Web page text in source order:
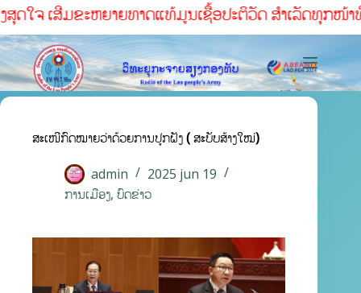
ເສີມຂະຫຍາຍທາດແທ້ມູນເຊື້ອປະຕິວັດ ສໍາເລັດທຸກໜ້າທ່ີ
ສະເໜີກົດໝາຍວ່າດ້ວຍການປູກຝັງ ( ສະບັບສ້າງໃໝ່)
admin
2025 jun 19
ການເມືອງ, ບົດຂ່າວ